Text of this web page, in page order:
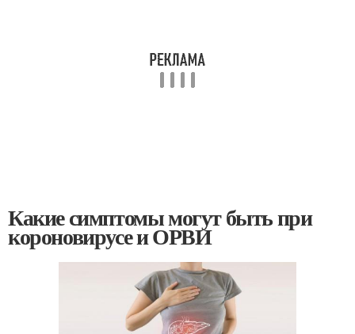
Какие симптомы могут быть при
короновирусе и ОРВИ